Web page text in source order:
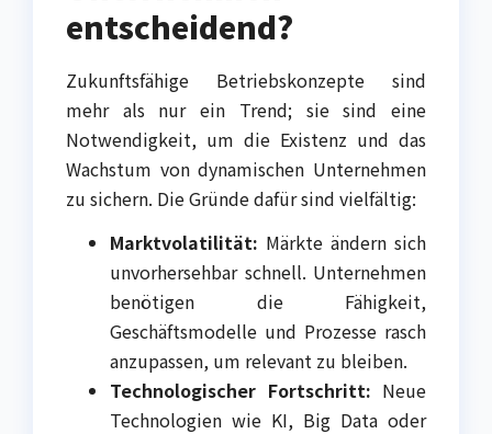
entscheidend?
Zukunftsfähige Betriebskonzepte sind
mehr als nur ein Trend; sie sind eine
Notwendigkeit, um die Existenz und das
Wachstum von dynamischen Unternehmen
zu sichern. Die Gründe dafür sind vielfältig:
Marktvolatilität: Märkte ändern sich
unvorhersehbar schnell. Unternehmen
benötigen die Fähigkeit,
Geschäftsmodelle und Prozesse rasch
anzupassen, um relevant zu bleiben.
Technologischer Fortschritt: Neue
Technologien wie KI, Big Data oder